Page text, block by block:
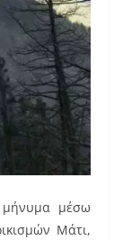
μέσω
Μάτι,